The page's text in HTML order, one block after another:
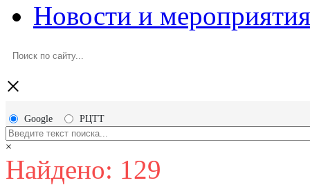
Новости и мероприятия
×
Google РЦТТ
×
Найдено: 129